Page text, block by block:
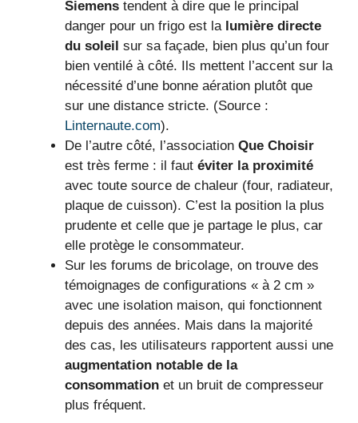
Siemens tendent à dire que le principal
danger pour un frigo est la lumière directe
du soleil sur sa façade, bien plus qu’un four
bien ventilé à côté. Ils mettent l’accent sur la
nécessité d’une bonne aération plutôt que
sur une distance stricte. (Source :
Linternaute.com).
De l’autre côté, l’association Que Choisir
est très ferme : il faut éviter la proximité
avec toute source de chaleur (four, radiateur,
plaque de cuisson). C’est la position la plus
prudente et celle que je partage le plus, car
elle protège le consommateur.
Sur les forums de bricolage, on trouve des
témoignages de configurations « à 2 cm »
avec une isolation maison, qui fonctionnent
depuis des années. Mais dans la majorité
des cas, les utilisateurs rapportent aussi une
augmentation notable de la
consommation et un bruit de compresseur
plus fréquent.